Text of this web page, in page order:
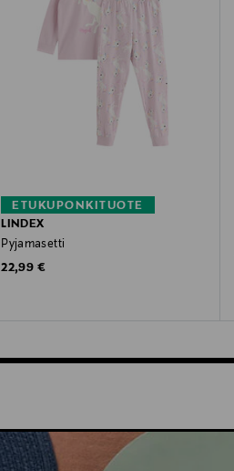
ETUKUPONKITUOTE
LINDEX
Pyjamasetti
Original Price
22,99 €